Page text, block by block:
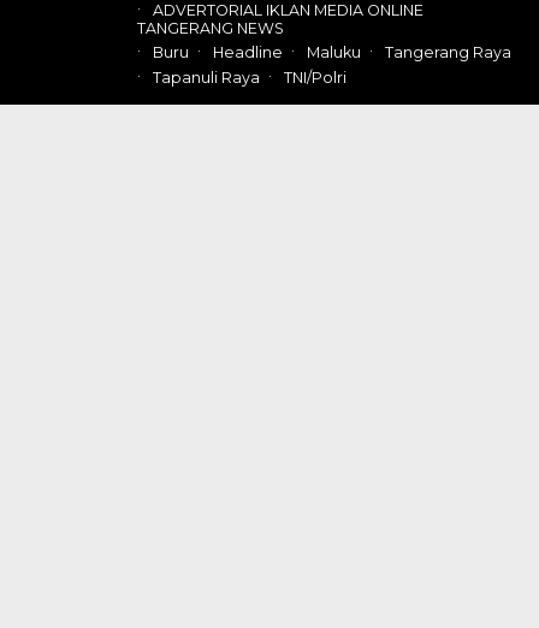
ADVERTORIAL IKLAN MEDIA ONLINE
TANGERANG NEWS
Buru
Headline Maluku
Tangerang Raya
Tapanuli Raya
TNI/Polri